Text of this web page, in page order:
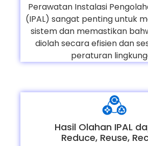
Perawatan Instalasi
(IPAL) sangat penting untuk
sistem dan memastikan
diolah secara efisien dan
peraturan
Hasil Olahan IPAL
Reduce, Reuse,